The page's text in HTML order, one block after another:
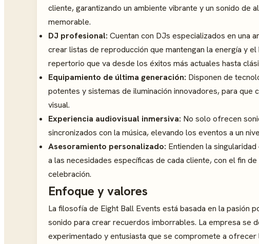
cliente, garantizando un ambiente vibrante y un sonido de
memorable.
DJ profesional: Cuentan con DJs especializados en una
crear listas de reproducción que mantengan la energía y
repertorio que va desde los éxitos más actuales hasta
Equipamiento de última generación: Disponen de
potentes y sistemas de iluminación innovadores, para que
visual.
Experiencia audiovisual inmersiva: No solo ofrecen
sincronizados con la música, elevando los eventos a un
Asesoramiento personalizado: Entienden la
a las necesidades específicas de cada cliente, con el fin
celebración.
Enfoque y valores
La filosofía de Eight Ball Events está basada en la pasión
sonido para crear recuerdos imborrables. La empresa se
experimentado y entusiasta que se compromete a